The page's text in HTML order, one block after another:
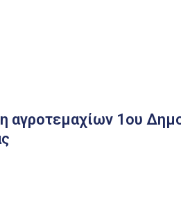
αγροτεμαχίων 1ου